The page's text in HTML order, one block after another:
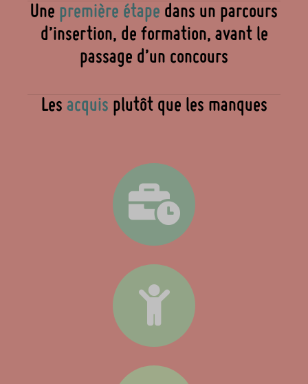
Une première étape dans un parcours
d’insertion, de formation, avant le
passage d’un concours
Les acquis plutôt que les manques